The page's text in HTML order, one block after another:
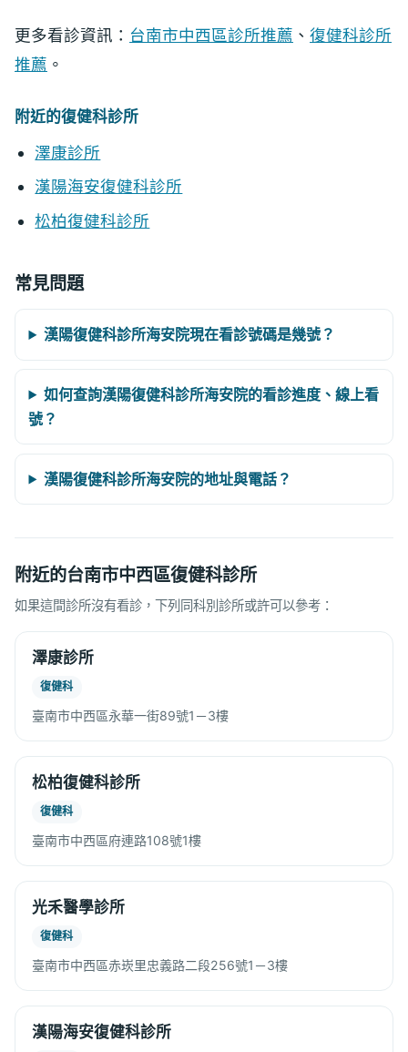
更多看診資訊： 台南市中西區診所推薦 、 復健科診所
推薦 。
附近的復健科診所
澤康診所
漢陽海安復健科診所
松柏復健科診所
常見問題
漢陽復健科診所海安院現在看診號碼是幾號？
如何查詢漢陽復健科診所海安院的看診進度、線上看
號？
漢陽復健科診所海安院的地址與電話？
附近的台南市中西區復健科診所
如果這間診所沒有看診，下列同科別診所或許可以參考：
澤康診所
復健科
臺南市中西區永華一街89號1－3樓
松柏復健科診所
復健科
臺南市中西區府連路108號1樓
光禾醫學診所
復健科
臺南市中西區赤崁里忠義路二段256號1－3樓
漢陽海安復健科診所